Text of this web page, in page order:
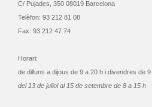
C/ Pujades, 350 08019 Barcelona
Telèfon: 93 212 81 08
Fax: 93 212 47 74
Horari:
de dilluns a dijous de 9 a 20 h i divendres de
del 13 de juliol al 15 de setembre de 8 a 15 h